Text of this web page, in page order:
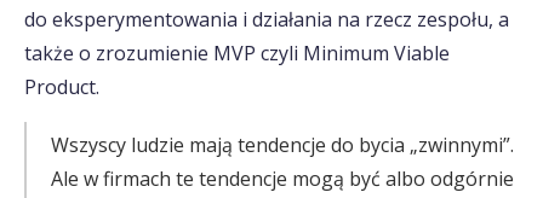
do eksperymentowania i działania na rzecz zespołu, a
także o zrozumienie MVP czyli Minimum Viable
Product.
Wszyscy ludzie mają tendencje do bycia „zwinnymi”.
Ale w firmach te tendencje mogą być albo odgórnie